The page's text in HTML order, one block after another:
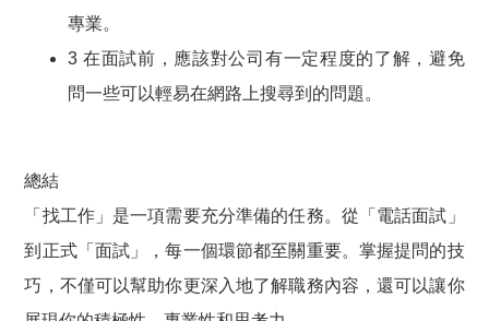
專業。
3 在面試前，應該對公司有一定程度的了解，避免
問一些可以輕易在網路上搜尋到的問題。
總結
「找工作」是一項需要充分準備的任務。從「電話面試」
到正式「面試」，每一個環節都至關重要。掌握提問的技
巧，不僅可以幫助你更深入地了解職務內容，還可以讓你